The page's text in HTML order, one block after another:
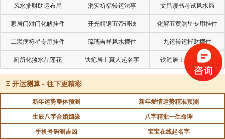
风水摧财助运布局 消灾祈福转运法事 文昌读书考试风水局
家居门对门化解挂件 开光精铜五帝铜钱 化解五黄煞星专用挂件
二黑病符星专用挂件 琉璃吉祥风水摆件 九运转运摧财摆件
厕所化煞水晶莲花 铁笔居士真人起名字 铁笔居士批命看风水
Ξ 开运测算 - 往下更精彩
新年运势整体预测
新年爱情运势精准预测
生辰八字合婚姻缘
八字精批一生命理
手机号码测吉凶
宝宝在线起名字